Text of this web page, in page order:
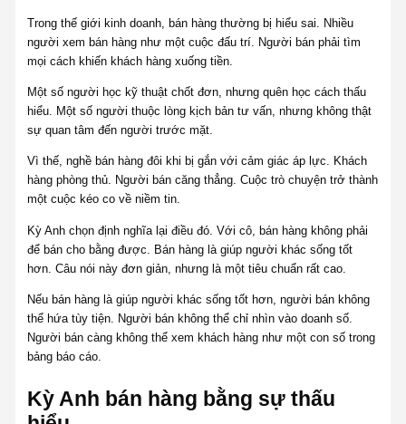
Trong thế giới kinh doanh, bán hàng thường bị hiểu sai. Nhiều
người xem bán hàng như một cuộc đấu trí. Người bán phải tìm
mọi cách khiến khách hàng xuống tiền.
Một số người học kỹ thuật chốt đơn, nhưng quên học cách thấu
hiểu. Một số người thuộc lòng kịch bản tư vấn, nhưng không thật
sự quan tâm đến người trước mặt.
Vì thế, nghề bán hàng đôi khi bị gắn với cảm giác áp lực. Khách
hàng phòng thủ. Người bán căng thẳng. Cuộc trò chuyện trở thành
một cuộc kéo co về niềm tin.
Kỳ Anh chọn định nghĩa lại điều đó. Với cô, bán hàng không phải
để bán cho bằng được. Bán hàng là giúp người khác sống tốt
hơn. Câu nói này đơn giản, nhưng là một tiêu chuẩn rất cao.
Nếu bán hàng là giúp người khác sống tốt hơn, người bán không
thể hứa tùy tiện. Người bán không thể chỉ nhìn vào doanh số.
Người bán càng không thể xem khách hàng như một con số trong
bảng báo cáo.
Kỳ Anh bán hàng bằng sự thấu